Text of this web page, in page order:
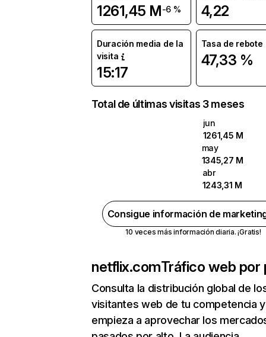
1261,45 M-6 % 4,22
Duración media de la
visita
15:17
Tasa de rebote
47,33 %
Total de últimas visitas 3 meses
jun
1261,45 M
may
1345,27 M
abr
1243,31 M
Consigue información de
10 veces más información diaria. ¡Gratis!
netflix.comTráfico web por
Consulta la distribución global de
visitantes web de tu competencia y
empieza a aprovechar los